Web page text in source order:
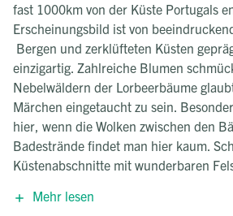
fast 1000km von der Küste Portugals
Erscheinungsbild ist von
Bergen und zerklüfteten Küsten
einzigartig. Zahlreiche Blumen
Nebelwäldern der Lorbeerbäume
Märchen eingetaucht zu sein.
hier, wenn die Wolken zwischen den
Badestrände findet man hier kaum.
Küstenabschnitte mit wunderbaren
Ausblicke von den hohen Gipfeln der
Mehr lesen